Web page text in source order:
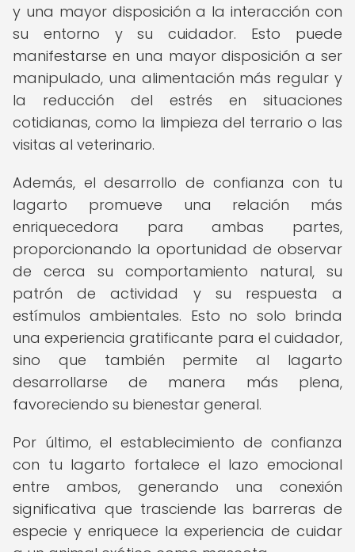
y una mayor disposición a la interacción con
su entorno y su cuidador. Esto puede
manifestarse en una mayor disposición a ser
manipulado, una alimentación más regular y
la reducción del estrés en situaciones
cotidianas, como la limpieza del terrario o las
visitas al veterinario.
Además, el desarrollo de confianza con tu
lagarto promueve una relación más
enriquecedora para ambas partes,
proporcionando la oportunidad de observar
de cerca su comportamiento natural, su
patrón de actividad y su respuesta a
estímulos ambientales. Esto no solo brinda
una experiencia gratificante para el cuidador,
sino que también permite al lagarto
desarrollarse de manera más plena,
favoreciendo su bienestar general.
Por último, el establecimiento de confianza
con tu lagarto fortalece el lazo emocional
entre ambos, generando una conexión
significativa que trasciende las barreras de
especie y enriquece la experiencia de cuidar